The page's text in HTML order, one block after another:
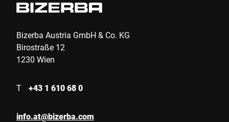
Bizerba Austria GmbH & Co. KG
Birostraße 12
1230 Wien
T +43 1 610 68 0
info.at@bizerba.com